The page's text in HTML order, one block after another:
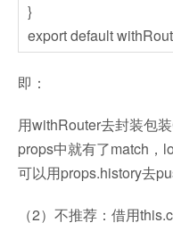
}
export default
即：
用withRouter去封装包
props中就有了match，
可以用props.history去
（2）不推荐：借用